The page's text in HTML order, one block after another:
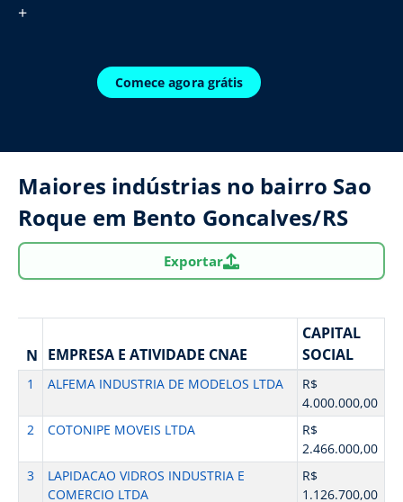
+
Comece agora grátis
Maiores indústrias no bairro Sao
Roque em Bento Goncalves/RS
Exportar
N EMPRESA E ATIVIDADE CNAE
CAPITAL
SOCIAL
1 ALFEMA INDUSTRIA DE MODELOS LTDA
R$
4.000.000,00
2
COTONIPE MOVEIS LTDA
R$
2.466.000,00
3
LAPIDACAO VIDROS INDUSTRIA E
COMERCIO LTDA
R$
1.126.700,00